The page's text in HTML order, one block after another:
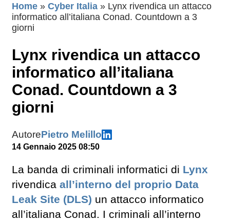
Home » Cyber Italia » Lynx rivendica un attacco
informatico all’italiana Conad. Countdown a 3
giorni
Lynx rivendica un attacco
informatico all’italiana
Conad. Countdown a 3
giorni
AutorePietro Melillo
14 Gennaio 2025 08:50
La banda di criminali informatici di Lynx
rivendica all’interno del proprio Data
Leak Site (DLS) un attacco informatico
all’italiana Conad. I criminali all’interno